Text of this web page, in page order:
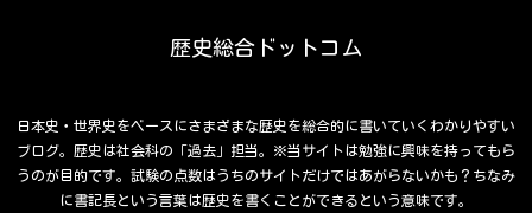
歴史総合ドットコム
日本史・世界史をベースにさまざまな歴史を総合的に書いていくわかりやすい
ブログ。歴史は社会科の「過去」担当。※当サイトは勉強に興味を持ってもら
うのが目的です。試験の点数はうちのサイトだけではあがらないかも？ちなみ
に書記長という言葉は歴史を書くことができるという意味です。